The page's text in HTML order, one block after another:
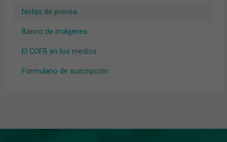
Notas de prensa
Banco de imágenes
El COFB en los medios
Formulario de suscripción